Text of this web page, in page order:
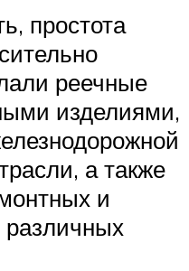
простота
реечные
изделиями,
а также
и